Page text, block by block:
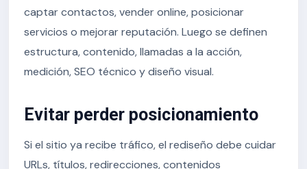
captar contactos, vender online, posicionar
servicios o mejorar reputación. Luego se definen
estructura, contenido, llamadas a la acción,
medición, SEO técnico y diseño visual.
Evitar perder posicionamiento
Si el sitio ya recibe tráfico, el rediseño debe cuidar
URLs, títulos, redirecciones, contenidos